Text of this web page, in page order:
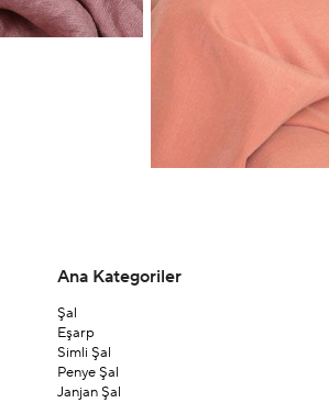
Ana Kategoriler
Şal
Eşarp
Simli Şal
Penye Şal
Janjan Şal